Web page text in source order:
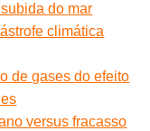
do mar
climática
de gases do efeito
versus fracasso